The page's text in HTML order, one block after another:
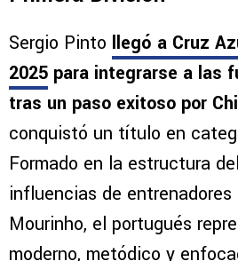
Sergio Pinto llegó a Cruz
2025 para integrarse a las
tras un paso exitoso por
conquistó un título en
Formado en la estructura
influencias de entrenadores
Mourinho, el portugués
moderno, metódico y